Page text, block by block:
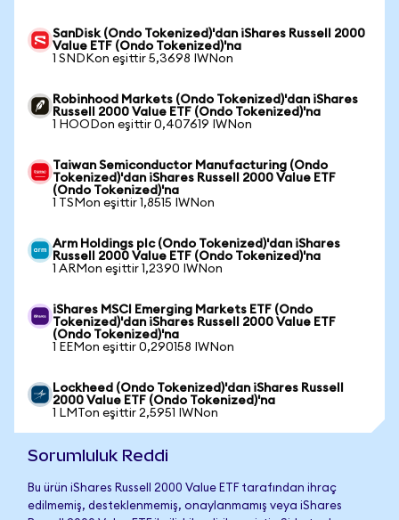
SanDisk (Ondo Tokenized)'dan iShares Russell 2000
Value ETF (Ondo Tokenized)'na
1 SNDKon eşittir 5,3698 IWNon
Robinhood Markets (Ondo Tokenized)'dan iShares
Russell 2000 Value ETF (Ondo Tokenized)'na
1 HOODon eşittir 0,407619 IWNon
Taiwan Semiconductor Manufacturing (Ondo
Tokenized)'dan iShares Russell 2000 Value ETF
(Ondo Tokenized)'na
1 TSMon eşittir 1,8515 IWNon
Arm Holdings plc (Ondo Tokenized)'dan iShares
Russell 2000 Value ETF (Ondo Tokenized)'na
1 ARMon eşittir 1,2390 IWNon
iShares MSCI Emerging Markets ETF (Ondo
Tokenized)'dan iShares Russell 2000 Value ETF
(Ondo Tokenized)'na
1 EEMon eşittir 0,290158 IWNon
Lockheed (Ondo Tokenized)'dan iShares Russell
2000 Value ETF (Ondo Tokenized)'na
1 LMTon eşittir 2,5951 IWNon
Sorumluluk Reddi
Bu ürün iShares Russell 2000 Value ETF tarafından ihraç
edilmemiş, desteklenmemiş, onaylanmamış veya iShares